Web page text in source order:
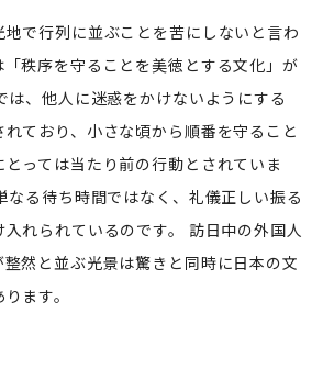
で行列に並ぶことを苦にしないと言わ
秩序を守ることを美徳とする文化」が
は、他人に迷惑をかけないようにする
れており、小さな頃から順番を守ること
っては当たり前の行動とされていま
なる待ち時間ではなく、礼儀正しい振る
れられているのです。 訪日中の外国人
然と並ぶ光景は驚きと同時に日本の文
ます。